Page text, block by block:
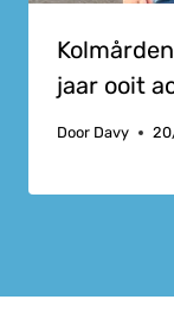
jaar ooit
Door Davy